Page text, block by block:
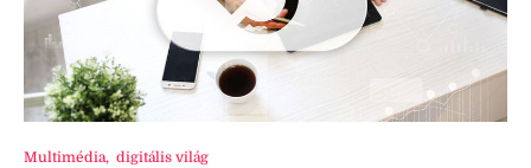
Multimédia, digitális világ